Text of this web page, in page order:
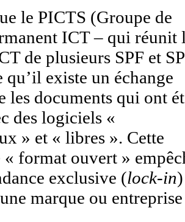
le PICTS (Groupe de
ICT – qui réunit
de plusieurs SPF et
qu’il existe un échange
les documents qui ont
des logiciels «
» et « libres ». Cette
« format ouvert »
exclusive (lock-in)
marque ou entreprise